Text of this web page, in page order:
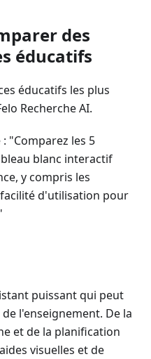
des
éducatifs
éducatifs les plus
Recherche AI.
"Comparez les 5
blanc interactif
y compris les
d'utilisation pour
puissant qui peut
l'enseignement. De la
et de la planification
visuelles et de